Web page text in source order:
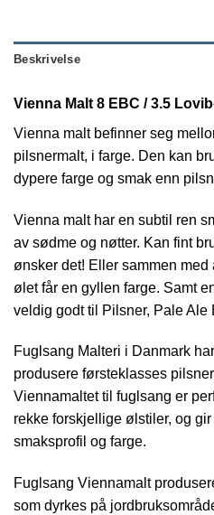
Beskrivelse
Vienna Malt 8 EBC / 3.5
Vienna malt befinner seg
pilsnermalt, i farge. Den kan
dypere farge og smak enn
Vienna malt har en subtil ren
av sødme og nøtter. Kan fint
ønsker det! Eller sammen
ølet får en gyllen farge. Samt
veldig godt til Pilsner, Pale Ale
Fuglsang Malteri i Danmark
produsere førsteklasses
Viennamaltet til fuglsang er
rekke forskjellige ølstiler, og
smaksprofil og farge.
Fuglsang Viennamalt
som dyrkes på